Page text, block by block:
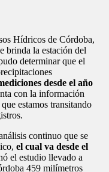
Hídricos de Córdoba,
brinda la estación del
determinar que el
desde el año
con la información
estamos transitando
continuo que se
el cual va desde el
el estudio llevado a
459 milímetros